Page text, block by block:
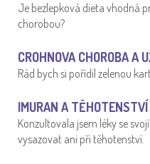
Je bezlepková dieta vhodná
chorobou?
CROHNOVA CHOROBA A
Rád bych si pořídil zelenou
IMURAN A TĚHOTENSTVÍ
Konzultovala jsem léky se
vysazovat ani při těhotenství.